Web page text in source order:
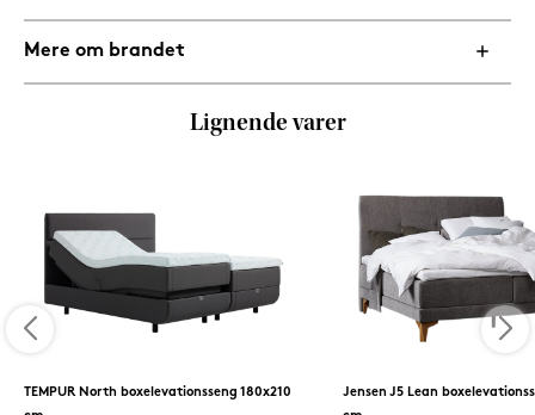
Mere om brandet
Lignende varer
TEMPUR North boxelevationsseng 180x210
Jensen J5 Lean